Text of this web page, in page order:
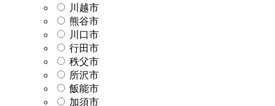
川越市
熊谷市
川口市
行田市
秩父市
所沢市
飯能市
加須市